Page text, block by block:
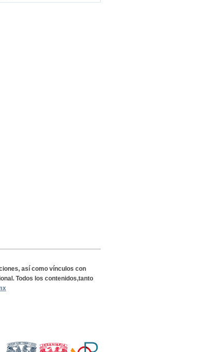
así como vínculos con
Todos los contenidos,tanto